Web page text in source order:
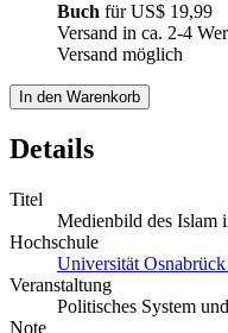
Buch fürUS$ 19,99
Versand in ca. 2-4
Versand möglich
In den Warenkorb
Details
Titel
Medienbild des Islam
Hochschule
Universität
Veranstaltung
Politisches System
Note